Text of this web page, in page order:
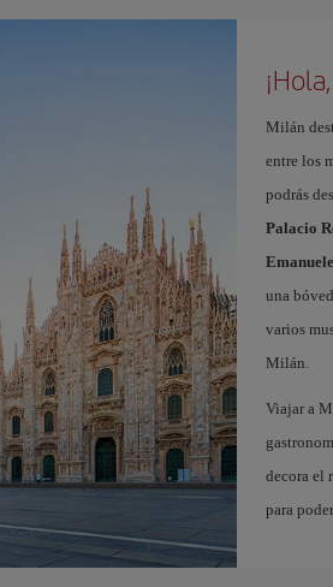
Milán
entre los
podrás
Palacio
una
varios
Milán.
Viajar a
decora el
para